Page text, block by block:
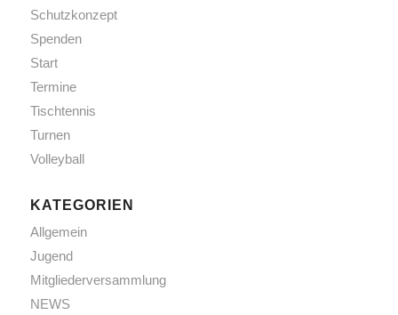
Schutzkonzept
Spenden
Start
Termine
Tischtennis
Turnen
Volleyball
KATEGORIEN
Allgemein
Jugend
Mitgliederversammlung
NEWS